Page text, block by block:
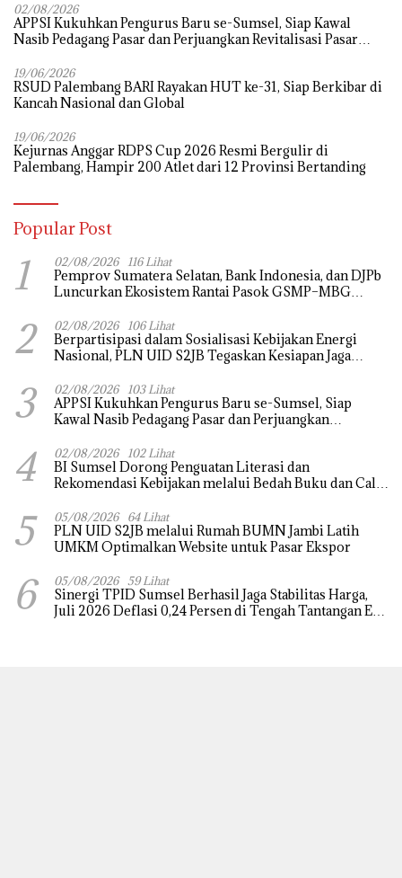
02/08/2026
APPSI Kukuhkan Pengurus Baru se-Sumsel, Siap Kawal
Nasib Pedagang Pasar dan Perjuangkan Revitalisasi Pasar
19/06/2026
RSUD Palembang BARI Rayakan HUT ke-31, Siap Berkibar di
Kancah Nasional dan Global
19/06/2026
Kejurnas Anggar RDPS Cup 2026 Resmi Bergulir di
Palembang, Hampir 200 Atlet dari 12 Provinsi Bertanding
Popular Post
1 02/08/2026 116 Lihat
Pemprov Sumatera Selatan, Bank Indonesia, dan DJPb
Luncurkan Ekosistem Rantai Pasok GSMP–MBG
Inflasi
2 02/08/2026 106 Lihat
Berpartisipasi dalam Sosialisasi Kebijakan Energi
Nasional, PLN UID S2JB Tegaskan Kesiapan Jaga
3 02/08/2026 103 Lihat
APPSI Kukuhkan Pengurus Baru se-Sumsel, Siap
Kawal Nasib Pedagang Pasar dan Perjuangkan
4 02/08/2026 102 Lihat
BI Sumsel Dorong Penguatan Literasi dan
Rekomendasi Kebijakan melalui Bedah Buku dan Call
2026
5 05/08/2026 64 Lihat
PLN UID S2JB melalui Rumah BUMN Jambi Latih
UMKM Optimalkan Website untuk Pasar Ekspor
6 05/08/2026 59 Lihat
Sinergi TPID Sumsel Berhasil Jaga Stabilitas Harga,
Juli 2026 Deflasi 0,24 Persen di Tengah Tantangan El